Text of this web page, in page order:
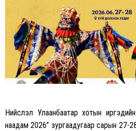
Нийслэл Улаанбаатар хотын
наадам 2026” зургаадугаар сарын 27-